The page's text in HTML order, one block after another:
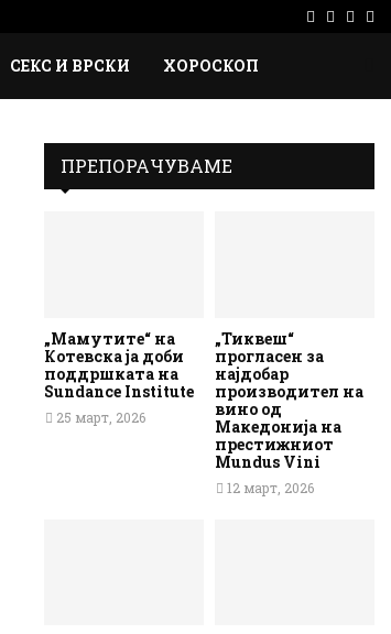
Facebook
СЕКС И ВРСКИ ХОРОСКОП
ПРЕПОРАЧУВАМЕ
„Мамутите“ на
Котевска ја доби
поддршката на
Sundance Institute
25 март, 2026
„Тиквеш“
прогласен за
најдобар
производител на
вино од
Македонија на
престижниот
Mundus Vini
12 март, 2026